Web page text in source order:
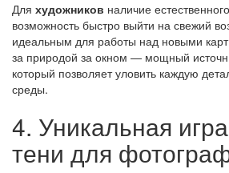
Для художников наличие
возможность быстро выйти на свежий
идеальным для работы над новыми
за природой за окном — мощный
который позволяет уловить каждую
среды.
4. Уникальная
тени для